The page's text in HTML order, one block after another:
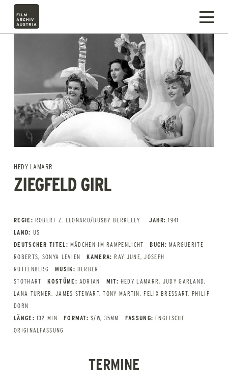
HEDY LAMARR
ZIEGFELD GIRL
REGIE: ROBERT Z. LEONARD/BUSBY BERKELEY JAHR: 1941
LAND: US
DEUTSCHER TITEL: MÄDCHEN IM RAMPENLICHT BUCH: MARGUERITE
ROBERTS, SONYA LEVIEN
KAMERA: RAY JUNE, JOSEPH
RUTTENBERG
MUSIK: HERBERT
STOTHART
KOSTÜME: ADRIAN MIT: HEDY LAMARR, JUDY GARLAND,
LANA TURNER, JAMES STEWART, TONY MARTIN, FELIX BRESSART, PHILIP
DORN
LÄNGE: 132 MIN FORMAT: S/W, 35MM FASSUNG: ENGLISCHE
ORIGINALFASSUNG
TERMINE